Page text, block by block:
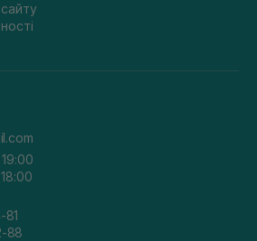
81
88